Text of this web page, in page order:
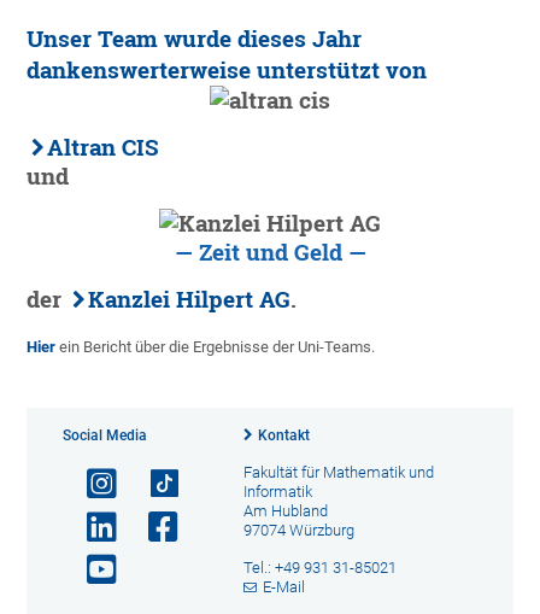
Unser Team wurde dieses Jahr
dankenswerterweise unterstützt von
Altran CIS
und
— Zeit und Geld —
der
Kanzlei Hilpert AG.
Hier ein Bericht über die Ergebnisse der Uni-Teams.
Social Media Kontakt
Fakultät für Mathematik und
Informatik
Am Hubland
97074 Würzburg
Tel.: +49 931 31-85021
E-Mail